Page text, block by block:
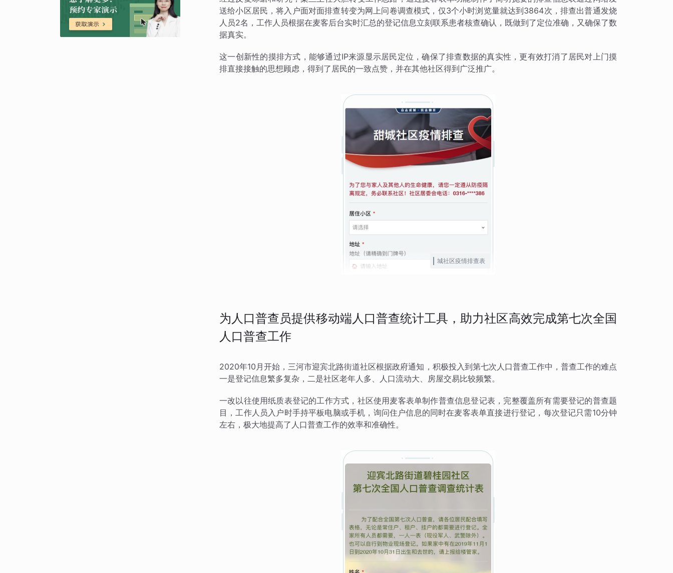
送给小区居民，将入户面对面排查转变为网上问卷调查模式，仅3个小时浏览量就达到3864次，排查出普通发烧
人员2名，工作人员根据在麦客后台实时汇总的登记信息立刻联系患者核查确认，既做到了定位准确，又确保了数
据真实。
这一创新性的摸排方式，能够通过IP来源显示居民定位，确保了排查数据的真实性，更有效打消了居民对上门摸
排直接接触的思想顾虑，得到了居民的一致点赞，并在其他社区得到广泛推广。
城社区疫情排查表
为人口普查员提供移动端人口普查统计工具，助力社区高效完成第七次全国
人口普查工作
2020年10月开始，三河市迎宾北路街道社区根据政府通知，积极投入到第七次人口普查工作中，普查工作的难点
一是登记信息繁多复杂，二是社区老年人多、人口流动大、房屋交易比较频繁。
一改以往使用纸质表登记的工作方式，社区使用麦客表单制作普查信息登记表，完整覆盖所有需要登记的普查题
目，工作人员入户时手持平板电脑或手机，询问住户信息的同时在麦客表单直接进行登记，每次登记只需10分钟
左右，极大地提高了人口普查工作的效率和准确性。